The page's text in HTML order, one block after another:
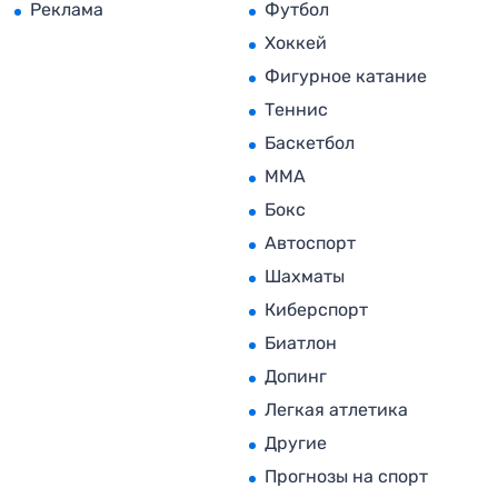
Реклама
Футбол
Хоккей
Фигурное катание
Теннис
Баскетбол
MMA
Бокс
Автоспорт
Шахматы
Киберспорт
Биатлон
Допинг
Легкая атлетика
Другие
Прогнозы на спорт